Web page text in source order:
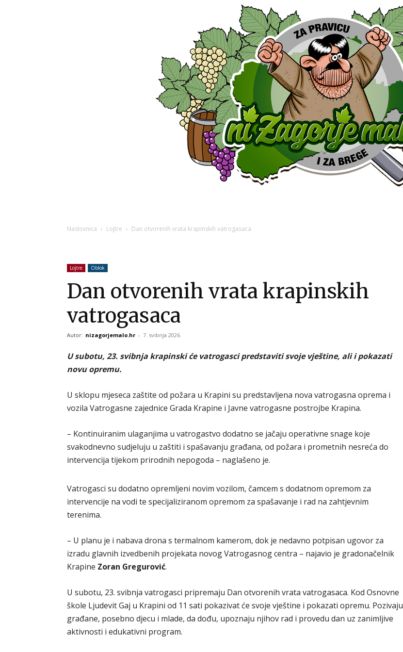
Zagorje
malo
Naslovnica Lojtre Dan otvorenih vrata krapinskih vatrogasaca
Lojtre Oblok
Dan otvorenih vrata krapinskih
vatrogasaca
Autor: nizagorjemalo.hr - 7. svibnja 2026.
U subotu, 23. svibnja krapinski će vatrogasci predstaviti svoje vještine, ali i pokazati
novu opremu.
U sklopu mjeseca zaštite od požara u Krapini su predstavljena nova vatrogasna oprema i
vozila Vatrogasne zajednice Grada Krapine i Javne vatrogasne postrojbe Krapina.
– Kontinuiranim ulaganjima u vatrogastvo dodatno se jačaju operativne snage koje
svakodnevno sudjeluju u zaštiti i spašavanju građana, od požara i prometnih nesreća do
intervencija tijekom prirodnih nepogoda – naglašeno je.
Vatrogasci su dodatno opremljeni novim vozilom, čamcem s dodatnom opremom za
intervencije na vodi te specijaliziranom opremom za spašavanje i rad na zahtjevnim
terenima.
– U planu je i nabava drona s termalnom kamerom, dok je nedavno potpisan ugovor za
izradu glavnih izvedbenih projekata novog Vatrogasnog centra – najavio je gradonačelnik
Krapine Zoran Gregurović.
U subotu, 23. svibnja vatrogasci pripremaju Dan otvorenih vrata vatrogasaca. Kod Osnovne
škole Ljudevit Gaj u Krapini od 11 sati pokazivat će svoje vještine i pokazati opremu. Pozivaju
građane, posebno djecu i mlade, da dođu, upoznaju njihov rad i provedu dan uz zanimljive
aktivnosti i edukativni program.